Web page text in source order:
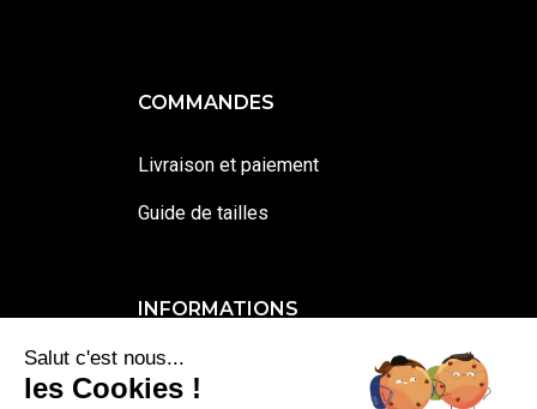
COMMANDES
Livraison et paiement
Guide de tailles
INFORMATIONS
Contactez-moi
Salut c'est nous...
les Cookies !